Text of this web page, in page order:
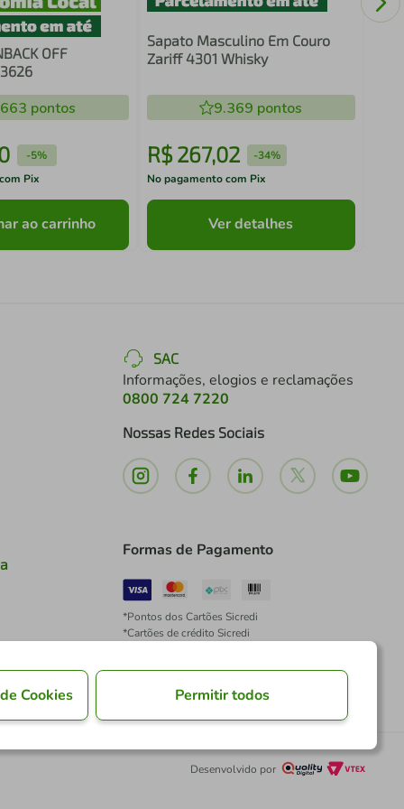
OFF
pontos
-5%
Pix
ao carrinho
Sapato Masculino Em Couro
Zariff 4301 Whisky
9.369 pontos
R$ 267,02 -34%
No pagamento com Pix
Ver detalhes
SAC
Informações, elogios e reclamações
0800 724 7220
Nossas Redes Sociais
Formas de Pagamento
*Pontos dos Cartões Sicredi
*Cartões de crédito Sicredi
Desenvolvido por
Cookies Permitir todos